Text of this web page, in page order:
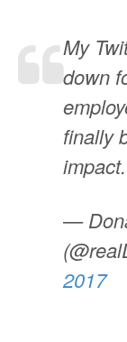
My
down
finally
impact.
—
2017